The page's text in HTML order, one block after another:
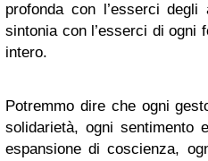
profonda con l’esserci
sintonia con l’esserci di ogni
intero.
Potremmo dire che ogni
solidarietà, ogni sentimento
espansione di coscienza,